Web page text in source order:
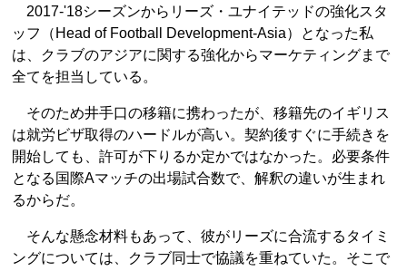
2017-'18シーズンからリーズ・ユナイテッドの強化スタ
ッフ（Head of Football Development-Asia）となった私
は、クラブのアジアに関する強化からマーケティングまで
全てを担当している。
そのため井手口の移籍に携わったが、移籍先のイギリス
は就労ビザ取得のハードルが高い。契約後すぐに手続きを
開始しても、許可が下りるか定かではなかった。必要条件
となる国際Aマッチの出場試合数で、解釈の違いが生まれ
るからだ。
そんな懸念材料もあって、彼がリーズに合流するタイミ
ングについては、クラブ同士で協議を重ねていた。そこで